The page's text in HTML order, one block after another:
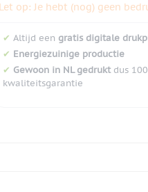
Let op: Je hebt (nog) geen
✔ Altijd een gratis digitale
✔ Energiezuinige productie
✔ Gewoon in NL gedruktdus
kwaliteitsgarantie